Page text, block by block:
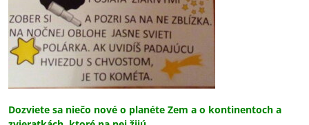
Dozviete sa niečo nové o planéte Zem a o kontinentoch a